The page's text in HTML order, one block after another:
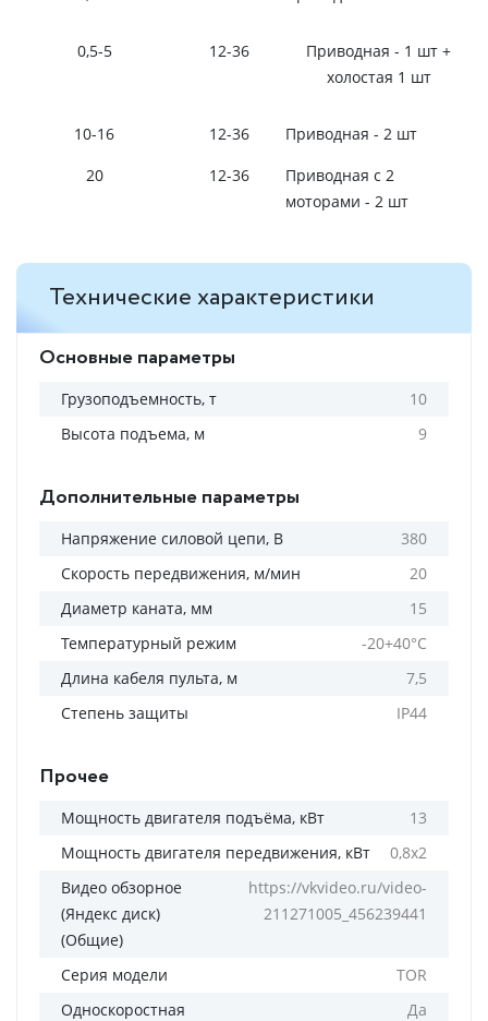
0,5-5 12-36
Приводная - 1 шт +
холостая 1 шт
10-16 12-36
Приводная - 2 шт
20
12-36
Приводная с 2
моторами - 2 шт
Технические характеристики
Основные параметры
Грузоподъемность, т
10
Высота подъема, м
9
Дополнительные параметры
Напряжение силовой цепи, В
380
Скорость передвижения, м/мин
20
Диаметр каната, мм
15
Температурный режим
-20+40°С
Длина кабеля пульта, м
7,5
Степень защиты
IP44
Прочее
Мощность двигателя подъёма, кВт
13
Мощность двигателя передвижения, кВт
0,8х2
Видео обзорное
(Яндекс диск)
(Общие)
https://vkvideo.ru/video-
211271005_456239441
Серия модели
TOR
Односкоростная
Да